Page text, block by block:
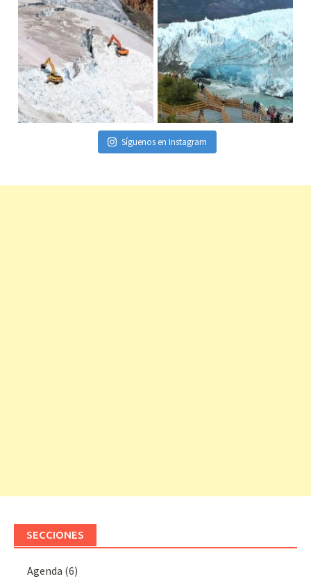
Síguenos en Instagram
SECCIONES
Agenda (6)